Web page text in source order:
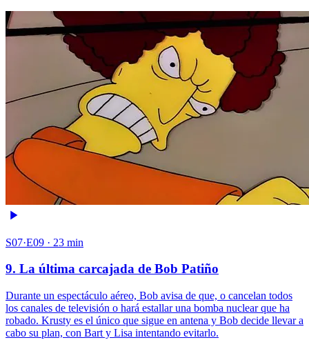
S07·E09 · 23 min
9. La última carcajada de Bob Patiño
Durante un espectáculo aéreo, Bob avisa de que, o cancelan todos
los canales de televisión o hará estallar una bomba nuclear que ha
robado. Krusty es el único que sigue en antena y Bob decide llevar a
cabo su plan, con Bart y Lisa intentando evitarlo.